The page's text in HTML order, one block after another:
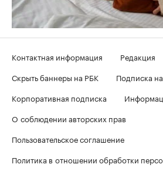
Контактная информация
Редакция
Скрыть баннеры на РБК
Подписка
Корпоративная подписка
О соблюдении авторских прав
Пользовательское соглашение
Политика в отношении обработки